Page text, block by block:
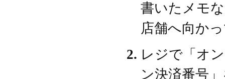
書いたメモ
店舗へ向か
レジで「オ
ン決済番号